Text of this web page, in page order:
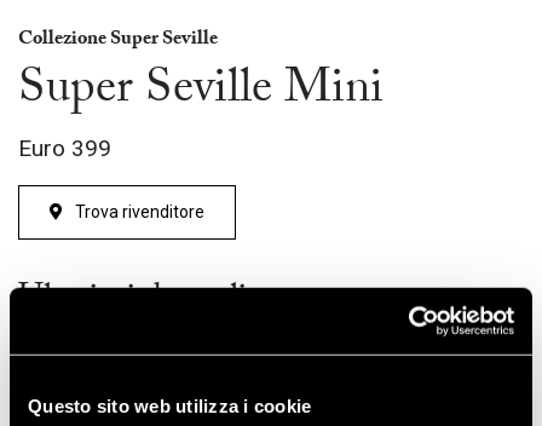
Questo sito web utilizza i cookie
Collezione Super Seville
Super Seville Mini
Euro 399
Trova rivenditore
Ulteriori dettagli
Codice articolo 96L354
Tecnologia